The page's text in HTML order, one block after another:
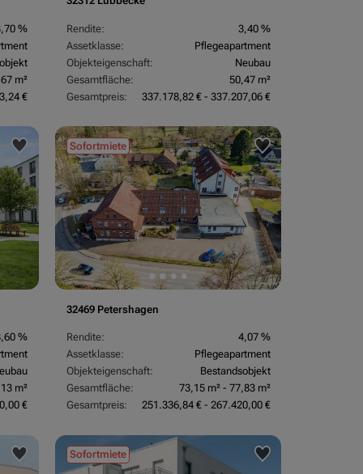
%
m²
€
Rendite:
3,40 %
Assetklasse:
Pflegeapartment
Objekteigenschaft:
Neubau
Gesamtfläche:
50,47 m²
Gesamtpreis:
337.178,82 € - 337.207,06 €
%
m²
€
Sofortmiete
32469 Petershagen
Rendite:
4,07 %
Assetklasse:
Pflegeapartment
Objekteigenschaft:
Bestandsobjekt
Gesamtfläche:
73,15 m² - 77,83 m²
Gesamtpreis:
251.336,84 € - 267.420,00 €
Sofortmiete